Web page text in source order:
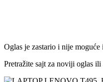
Oglas je zastario i nije
Pretražite sajt za noviji oglas